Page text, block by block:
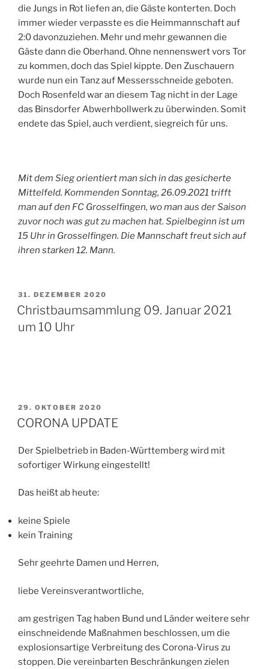
die Jungs in Rot liefen an, die Gäste konterten. Doch
immer wieder verpasste es die Heimmannschaft auf
2:0 davonzuziehen. Mehr und mehr gewannen die
Gäste dann die Oberhand. Ohne nennenswert vors Tor
zu kommen, doch das Spiel kippte. Den Zuschauern
wurde nun ein Tanz auf Messersschneide geboten.
Doch Rosenfeld war an diesem Tag nicht in der Lage
das Binsdorfer Abwerhbollwerk zu überwinden. Somit
endete das Spiel, auch verdient, siegreich für uns.
Mit dem Sieg orientiert man sich in das gesicherte
Mittelfeld. Kommenden Sonntag, 26.09.2021 trifft
man auf den FC Grosselfingen, wo man aus der Saison
zuvor noch was gut zu machen hat. Spielbeginn ist um
15 Uhr in Grosselfingen. Die Mannschaft freut sich auf
ihren starken 12. Mann.
VERÖFFENTLICHT
AM
31. DEZEMBER 2020
Christbaumsammlung 09. Januar 2021
um 10 Uhr
VERÖFFENTLICHT
AM
29. OKTOBER 2020
CORONA UPDATE
Der Spielbetrieb in Baden-Württemberg wird mit
sofortiger Wirkung eingestellt!
Das heißt ab heute:
keine Spiele
kein Training
Sehr geehrte Damen und Herren,
liebe Vereinsverantwortliche,
am gestrigen Tag haben Bund und Länder weitere sehr
einschneidende Maßnahmen beschlossen, um die
explosionsartige Verbreitung des Corona-Virus zu
stoppen. Die vereinbarten Beschränkungen zielen